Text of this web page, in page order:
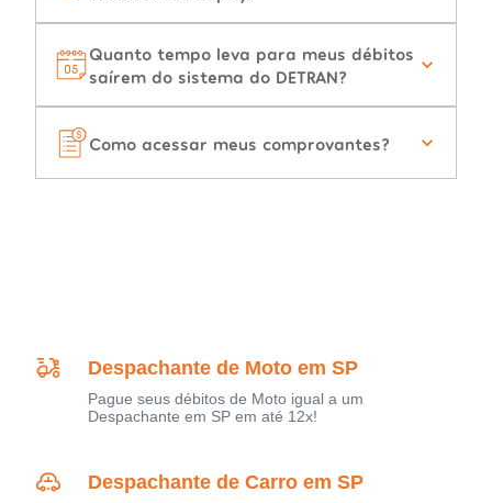
Quanto tempo leva para meus débitos
saírem do sistema do DETRAN?
Como acessar meus comprovantes?
Despachante de Moto em SP
Pague seus débitos de Moto igual a um
Despachante em SP em até 12x!
Despachante de Carro em SP